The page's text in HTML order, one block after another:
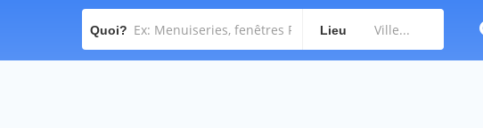
Quoi? Lieu